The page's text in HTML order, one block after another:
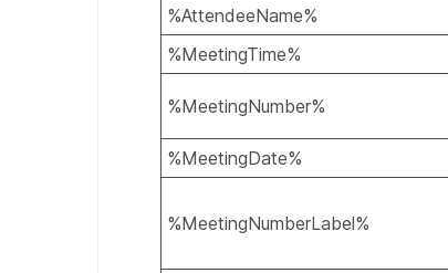
%AttendeeName%
%MeetingTime%
%MeetingNumber%
%MeetingDate%
%MeetingNumberLabel%